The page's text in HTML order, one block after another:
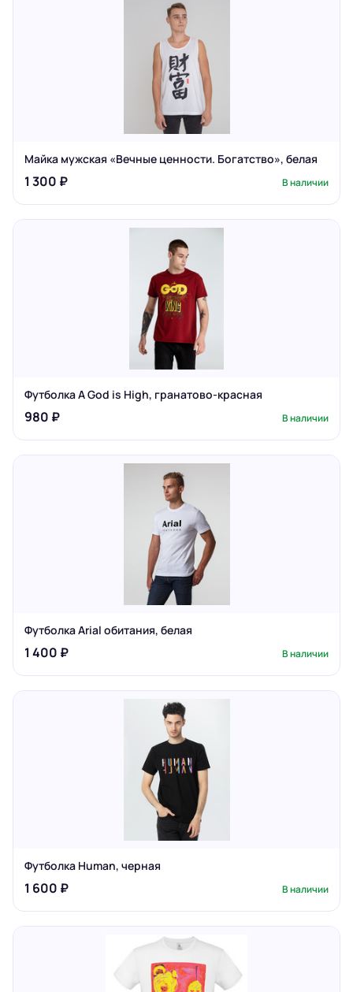
Майка мужская «Вечные ценности. Богатство», белая
1 300 ₽ В наличии
Футболка A God is High, гранатово-красная
980 ₽ В наличии
Футболка Arial обитания, белая
1 400 ₽ В наличии
Футболка Human, черная
1 600 ₽ В наличии